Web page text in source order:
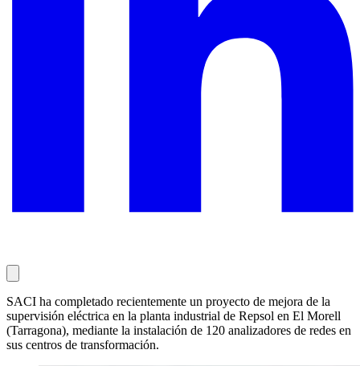
SACI ha completado recientemente un proyecto de mejora de la
supervisión eléctrica en la planta industrial de Repsol en El Morell
(Tarragona), mediante la instalación de 120 analizadores de redes en
sus centros de transformación.